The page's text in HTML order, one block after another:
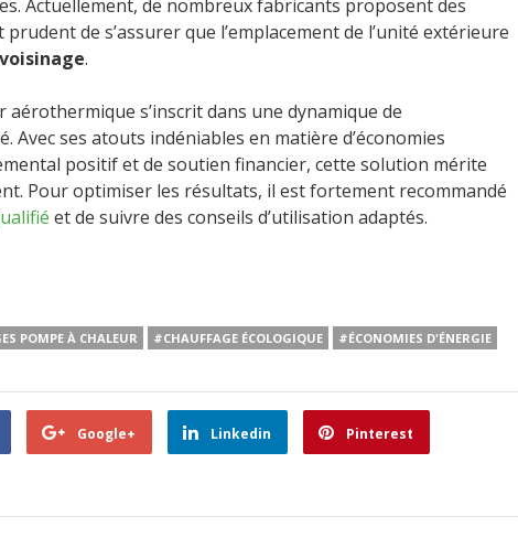
Actuellement, de nombreux fabricants proposent des
de s’assurer que l’emplacement de l’unité extérieure
.
s’inscrit dans une dynamique de
Avec ses atouts indéniables en matière d’économies
positif et de soutien financier, cette solution mérite
Pour optimiser les résultats, il est fortement recommandé
et de suivre des conseils d’utilisation adaptés.
POMPE À CHALEUR #CHAUFFAGE ÉCOLOGIQUE
#ÉCONOMIES D'ÉNERGIE
Google+ Linkedin Pinterest